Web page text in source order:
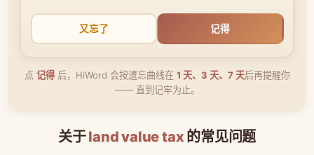
又忘了 记得
点 记得后，HiWord 会按遗忘曲线在 1 天、3 天、7 天后再提醒你
—— 直到记牢为止。
关于land value tax 的常见问题